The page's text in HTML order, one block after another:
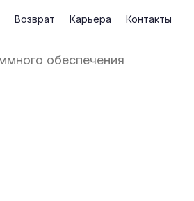
Возврат Карьера Контакты